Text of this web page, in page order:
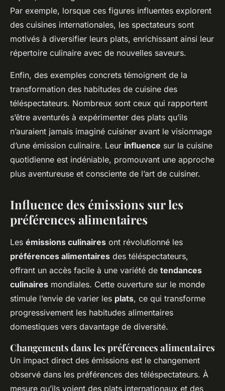
Par exemple, lorsque ces figures influentes explorent
des cuisines internationales, les spectateurs sont
motivés à diversifier leurs plats, enrichissant ainsi leur
répertoire culinaire avec de nouvelles saveurs.
Enfin, des exemples concrets témoignent de la
transformation des habitudes de cuisine des
téléspectateurs. Nombreux sont ceux qui rapportent
s’être aventurés à expérimenter des plats qu’ils
n’auraient jamais imaginé cuisiner avant le visionnage
d’une émission culinaire. Leur influence sur la cuisine
quotidienne est indéniable, promouvant une approche
plus aventureuse et consciente de l’art de cuisiner.
Influence des émissions sur les
préférences alimentaires
Les émissions culinaires ont révolutionné les
préférences alimentaires des téléspectateurs,
offrant un accès facile à une variété de tendances
culinaires mondiales. Cette ouverture sur le monde
stimule l’envie de varier les plats, ce qui transforme
progressivement les habitudes alimentaires
domestiques vers davantage de diversité.
Changements dans les préférences alimentaires
Un impact direct des émissions est le changement
observé dans les préférences des téléspectateurs. À
mesure qu’ils voient des plats internationaux et des